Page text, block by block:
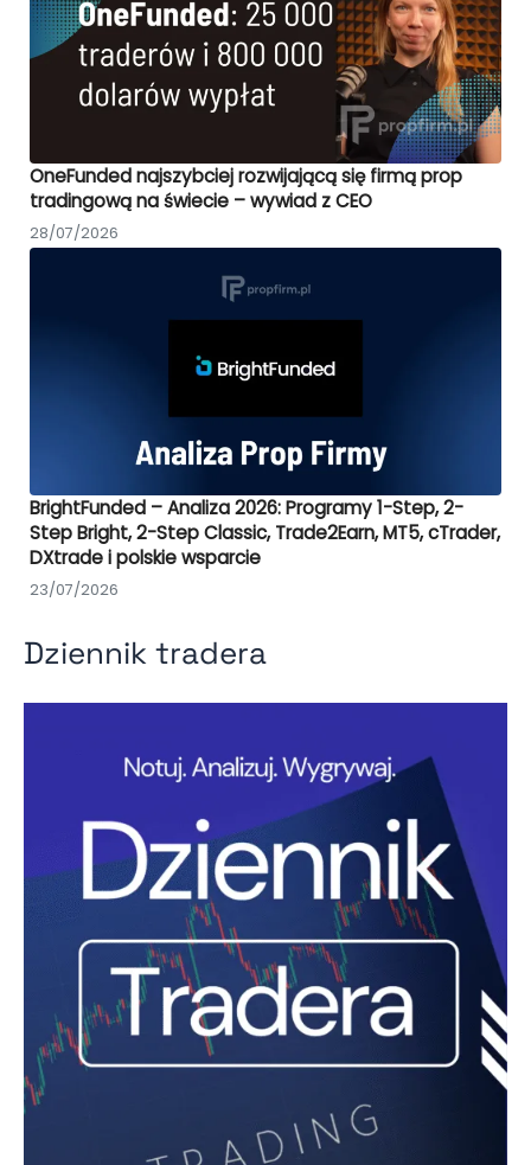
OneFunded najszybciej rozwijającą się firmą prop
tradingową na świecie – wywiad z CEO
28/07/2026
BrightFunded – Analiza 2026: Programy 1-Step, 2-
Step Bright, 2-Step Classic, Trade2Earn, MT5, cTrader,
DXtrade i polskie wsparcie
23/07/2026
Dziennik tradera